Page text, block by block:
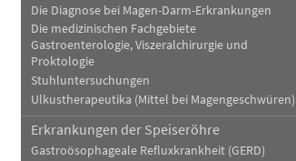
Die Diagnose bei Magen-Darm-Erkrankungen
Die medizinischen Fachgebiete
Gastroenterologie, Viszeralchirurgie und
Proktologie
Stuhluntersuchungen
Ulkustherapeutika (Mittel bei Magengeschwüren)
Erkrankungen der Speiseröhre
Gastroösophageale Refluxkrankheit (GERD)